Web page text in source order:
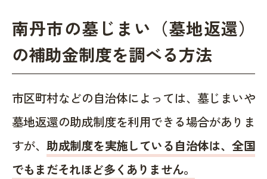
南丹市の墓じまい（墓地返還）
の補助金制度を調べる方法
市区町村などの自治体によっては、墓じまいや
墓地返還の助成制度を利用できる場合がありま
すが、助成制度を実施している自治体は、全国
でもまだそれほど多くありません。